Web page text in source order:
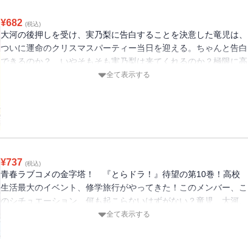
¥682 (税込)
大河の後押しを受け、実乃梨に告白することを決意した竜児は、
ついに運命のクリスマスパーティー当日を迎える。ちゃんと告白
できるのか？ いやそもそも実乃梨は来てくれるのか？極限に高
まる緊張を抱え、いざ決戦の会場へ―――。竜児、大河、実乃
全て表示する
¥737 (税込)
青春ラブコメの金字塔！ 『とらドラ！』待望の第10巻！高校
生活最大のイベント、修学旅行がやってきた！このメンバー、こ
のシチュエーション、何も起こらないはずがない？竜児、大河、
実乃梨、亜美、今まで知らなかった想いを知った時、それぞれの
全て表示する